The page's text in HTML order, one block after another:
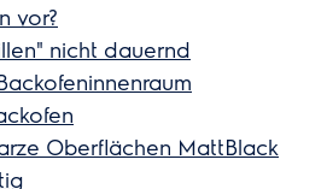
vor?
nicht dauernd
Oberflächen MattBlack